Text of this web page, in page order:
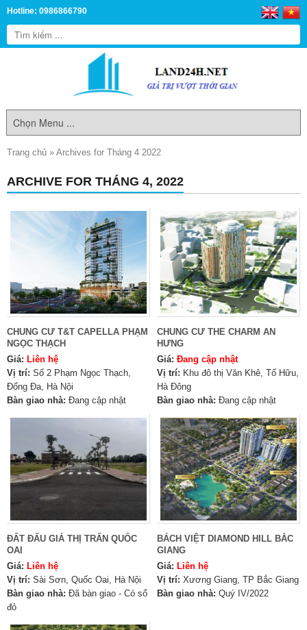
Hotline: 0986866790
Trang chủ » Archives for Tháng 4 2022
ARCHIVE FOR THÁNG 4, 2022
CHUNG CƯ T&T CAPELLA PHẠM
NGỌC THẠCH
Giá: Liên hệ
Vị trí: Số 2 Phạm Ngọc Thạch,
Đống Đa, Hà Nội
Bàn giao nhà: Đang cập nhật
CHUNG CƯ THE CHARM AN
HƯNG
Giá: Đang cập nhật
Vị trí: Khu đô thị Văn Khê, Tố Hữu,
Hà Đông
Bàn giao nhà: Đang cập nhật
ĐẤT ĐẤU GIÁ THỊ TRẤN QUỐC
OAI
Giá: Liên hệ
Vị trí: Sài Sơn, Quốc Oai, Hà Nội
Bàn giao nhà: Đã bàn giao - Có sổ
đỏ
BÁCH VIỆT DIAMOND HILL BẮC
GIANG
Giá: Liên hệ
Vị trí: Xương Giang, TP Bắc Giang
Bàn giao nhà: Quý IV/2022